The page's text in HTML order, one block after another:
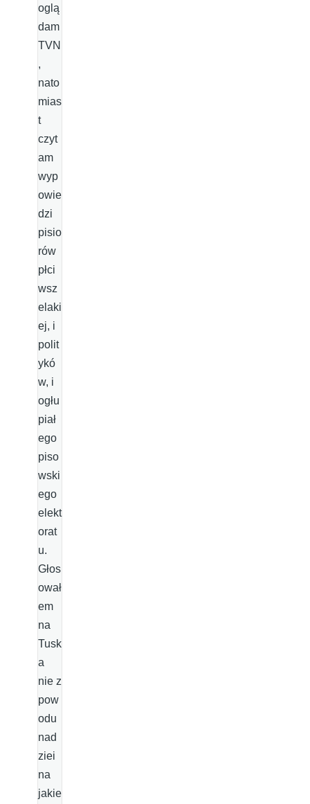
oglą
dam
TVN
,
nato
mias
t
czyt
am
wyp
owie
dzi
pisio
rów
płci
wsz
elaki
ej, i
polit
ykó
w, i
ogłu
piał
ego
piso
wski
ego
elekt
orat
u.
Głos
ował
em
na
Tusk
a
nie z
pow
odu
nad
ziei
na
jakie